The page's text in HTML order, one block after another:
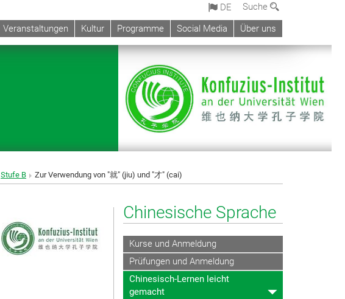
DE
Suche
Veranstaltungen Kultur Programme Social Media Über uns
Stufe B Zur Verwendung von "就" (jiu) und "才" (cai)
Chinesische Sprache
Kurse und Anmeldung
Prüfungen und Anmeldung
Chinesisch-Lernen leicht
gemacht